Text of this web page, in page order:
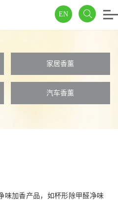
EN
家居香薰
汽车香薰
味加香产品，如杯形除甲醛净味